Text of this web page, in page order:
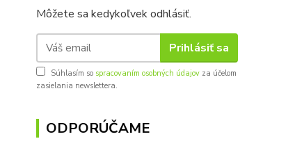
Môžete sa kedykoľvek odhlásiť.
Prihlásiť sa
Súhlasím so spracovaním osobných údajov za účelom
zasielania newslettera.
ODPORÚČAME